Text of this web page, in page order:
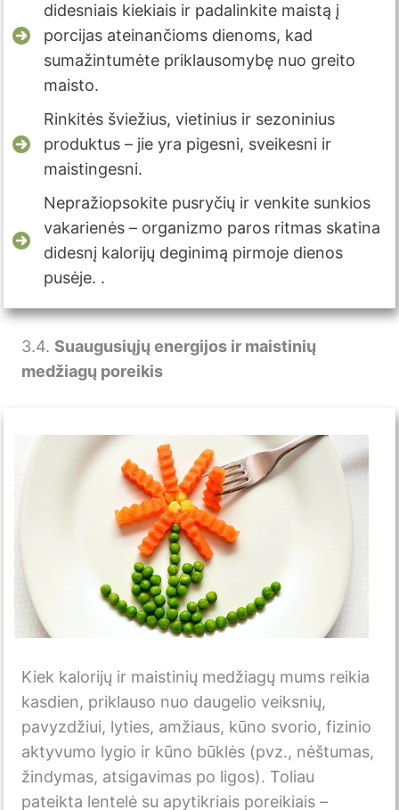
didesniais kiekiais ir padalinkite maistą į
porcijas ateinančioms dienoms, kad
sumažintumėte priklausomybę nuo greito
maisto.
Rinkitės šviežius, vietinius ir sezoninius
produktus – jie yra pigesni, sveikesni ir
maistingesni.
Nepražiopsokite pusryčių ir venkite sunkios
vakarienės – organizmo paros ritmas skatina
didesnį kalorijų deginimą pirmoje dienos
pusėje. .
3.4. Suaugusiųjų energijos ir maistinių
medžiagų poreikis
Kiek kalorijų ir maistinių medžiagų mums reikia
kasdien, priklauso nuo daugelio veiksnių,
pavyzdžiui, lyties, amžiaus, kūno svorio, fizinio
aktyvumo lygio ir kūno būklės (pvz., nėštumas,
žindymas, atsigavimas po ligos). Toliau
pateikta lentelė su apytikriais poreikiais –